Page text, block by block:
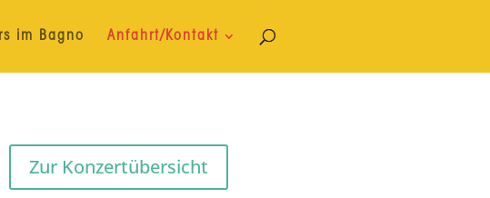
im Bagno Anfahrt/Kontakt
Zur Konzertübersicht